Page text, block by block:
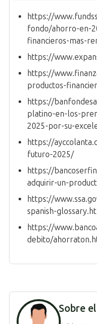
https://
fondo/ahorro-en-
financieros-mas-
https://
https://
productos-
https://
platino-en-los-
2025-por-su-
https://
futuro-2025/
https://
adquirir-un-
https://
spanish-
https://
debito/
Sobre